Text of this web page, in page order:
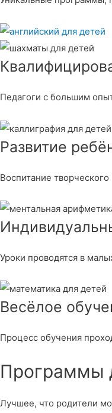
Педагоги с большим
Развитие
Воспитание
Уроки проводятся в
Весёлое
Процесс обучения
Программы
Лучшее, что родители